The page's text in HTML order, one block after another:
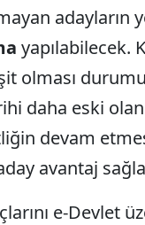
adayların
yapılabilecek.
olması
daha eski
devam
avantaj
e-Devlet